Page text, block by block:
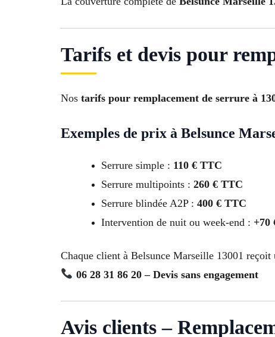
Tarifs et devis pour
Nos tarifs pour remplacement de serrure à
Exemples de prix à Belsunce
Serrure simple : 110 € TTC
Serrure multipoints : 260 € TTC
Serrure blindée A2P : 400 € TTC
Intervention de nuit ou week-end : +70
Chaque client à Belsunce Marseille 13001 reçoit
06 28 31 86 20 – Devis sans engagement
Avis clients –